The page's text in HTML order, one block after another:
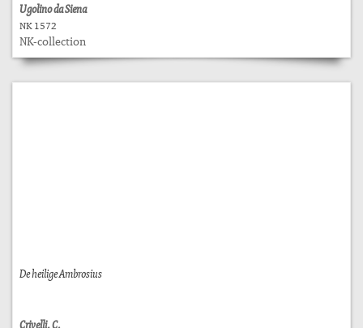
Ugolino da Siena
NK 1572
NK-collection
De heilige Ambrosius
Crivelli, C.